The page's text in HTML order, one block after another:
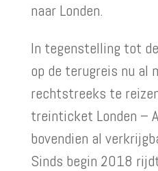
naar Londen.
In tegenstelling tot
op de terugreis nu al
rechtstreeks te
treinticket Londen –
bovendien al
Sinds begin 2018